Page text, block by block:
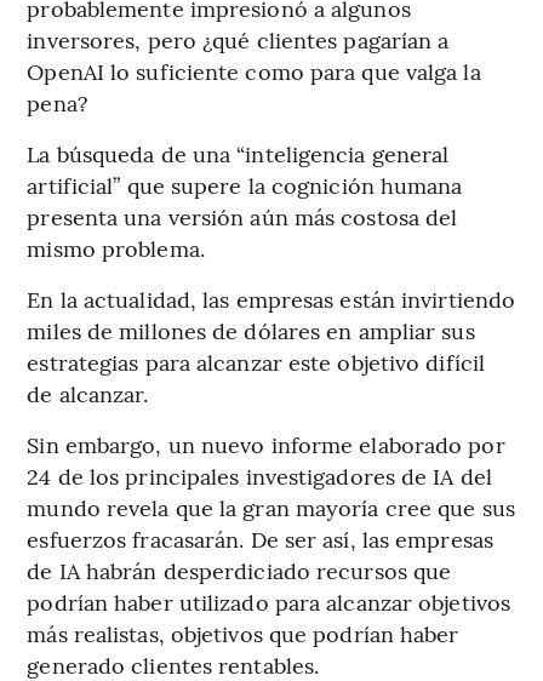
probablemente impresionó a algunos
inversores, pero ¿qué clientes pagarían a
OpenAI lo suficiente como para que valga la
pena?
La búsqueda de una “inteligencia general
artificial” que supere la cognición humana
presenta una versión aún más costosa del
mismo problema.
En la actualidad, las empresas están invirtiendo
miles de millones de dólares en ampliar sus
estrategias para alcanzar este objetivo difícil
de alcanzar.
Sin embargo, un nuevo informe elaborado por
24 de los principales investigadores de IA del
mundo revela que la gran mayoría cree que sus
esfuerzos fracasarán. De ser así, las empresas
de IA habrán desperdiciado recursos que
podrían haber utilizado para alcanzar objetivos
más realistas, objetivos que podrían haber
generado clientes rentables.